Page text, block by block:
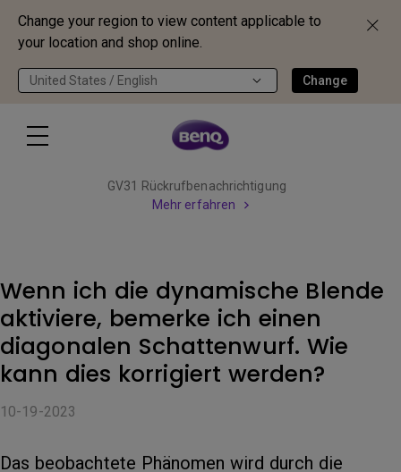
Change your region to view content applicable to
your location and shop online.
United States / English Change
GV31 Rückrufbenachrichtigung
Mehr erfahren
Wenn ich die dynamische Blende
aktiviere, bemerke ich einen
diagonalen Schattenwurf. Wie
kann dies korrigiert werden?
10-19-2023
Das beobachtete Phänomen wird durch die